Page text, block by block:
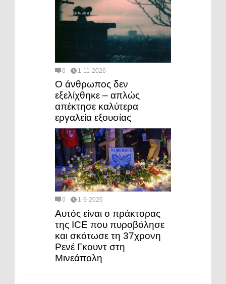
0 1-11-2026
Ο άνθρωπος δεν
εξελίχθηκε – απλώς
απέκτησε καλύτερα
εργαλεία εξουσίας
0 1-9-2026
Αυτός είναι ο πράκτορας
της ICE που πυροβόλησε
και σκότωσε τη 37χρονη
Ρενέ Γκουντ στη
Μινεάπολη